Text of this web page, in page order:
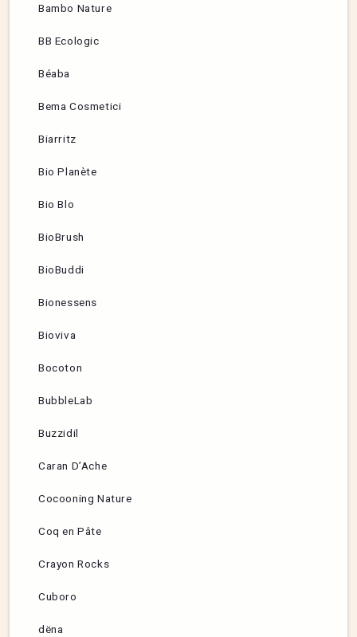
Bambo Nature
BB Ecologic
Béaba
Bema Cosmetici
Biarritz
Bio Planète
Bio Blo
BioBrush
BioBuddi
Bionessens
Bioviva
Bocoton
BubbleLab
Buzzidil
Caran D’Ache
Cocooning Nature
Coq en Pâte
Crayon Rocks
Cuboro
dëna